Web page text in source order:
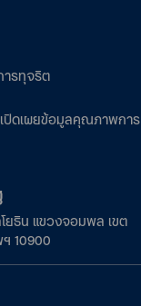
ารทุจริต
เปิดเผยข้อมูลคุณภาพการ
ธิน แขวงจอมพล เขต
10900